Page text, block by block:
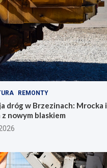
REMONTY
dróg w Brzezinach: Mrocka i
nowym blaskiem